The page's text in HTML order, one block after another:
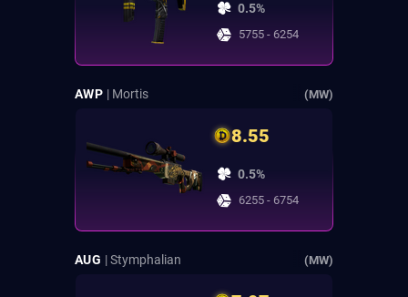
0.5%
5755 - 6254
AWP | Mortis (MW)
8.55
0.5%
6255 - 6754
AUG | Stymphalian (MW)